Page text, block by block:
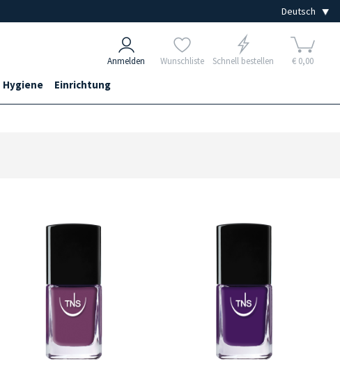
Anmelden Wunschliste Schnell bestellen € 0,00
Hygiene Einrichtung